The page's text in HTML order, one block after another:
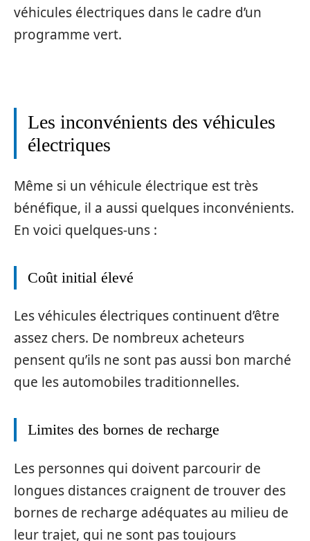
véhicules électriques dans le cadre d’un
programme vert.
Les inconvénients des véhicules
électriques
Même si un véhicule électrique est très
bénéfique, il a aussi quelques inconvénients.
En voici quelques-uns :
Coût initial élevé
Les véhicules électriques continuent d’être
assez chers. De nombreux acheteurs
pensent qu’ils ne sont pas aussi bon marché
que les automobiles traditionnelles.
Limites des bornes de recharge
Les personnes qui doivent parcourir de
longues distances craignent de trouver des
bornes de recharge adéquates au milieu de
leur trajet, qui ne sont pas toujours